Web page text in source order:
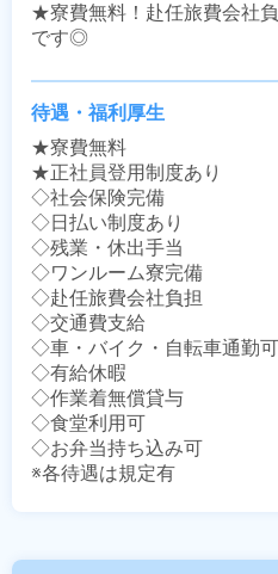
★寮費無料！赴任旅費会社
です◎
待遇・福利厚生
★寮費無料
★正社員登用制度あり
◇社会保険完備
◇日払い制度あり
◇残業・休出手当
◇ワンルーム寮完備
◇赴任旅費会社負担
◇交通費支給
◇車・バイク・自転車通勤可
◇有給休暇
◇作業着無償貸与
◇食堂利用可
◇お弁当持ち込み可
※各待遇は規定有